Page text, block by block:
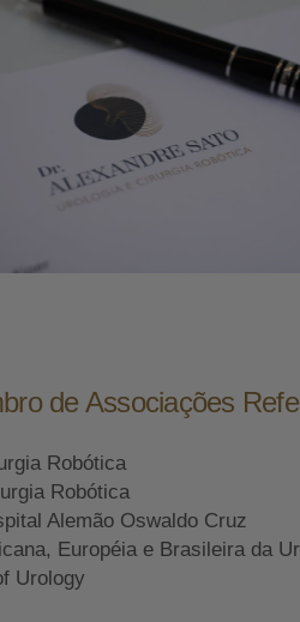
de Associações
Robótica
Robótica
Alemão Oswaldo Cruz
Européia e Brasileira da
Urology